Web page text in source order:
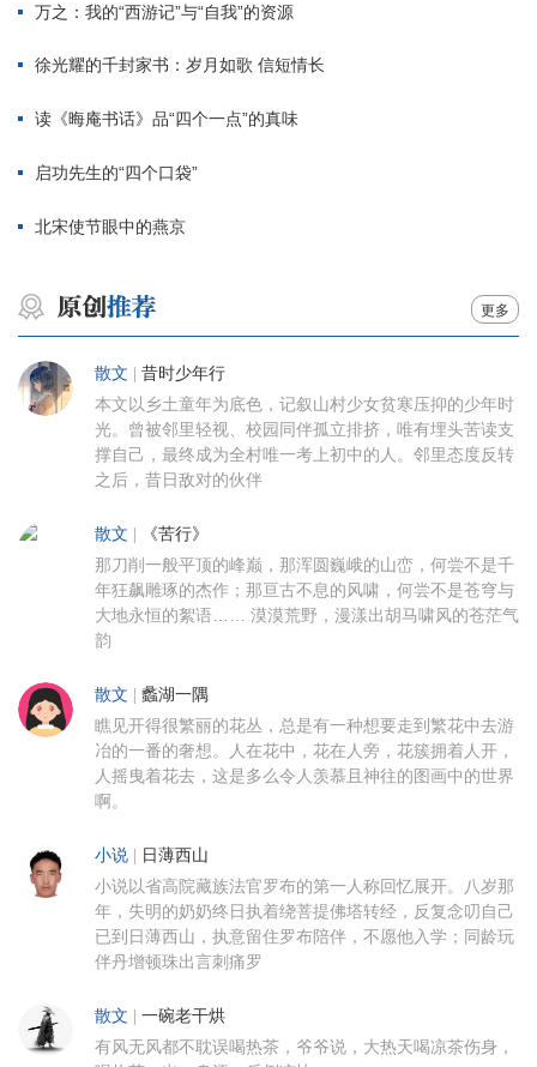
万之：我的“西游记”与“自我”的资源
徐光耀的千封家书：岁月如歌 信短情长
读《晦庵书话》品“四个一点”的真味
启功先生的“四个口袋”
北宋使节眼中的燕京
更多
散文 昔时少年行
本文以乡土童年为底色，记叙山村少女贫寒压抑的少年时
光。曾被邻里轻视、校园同伴孤立排挤，唯有埋头苦读支
撑自己，最终成为全村唯一考上初中的人。邻里态度反转
之后，昔日敌对的伙伴
散文 《苦行》
那刀削一般平顶的峰巅，那浑圆巍峨的山峦，何尝不是千
年狂飙雕琢的杰作；那亘古不息的风啸，何尝不是苍穹与
大地永恒的絮语…… 漠漠荒野，漫漾出胡马啸风的苍茫气
韵
散文 蠡湖一隅
瞧见开得很繁丽的花丛，总是有一种想要走到繁花中去游
冶的一番的奢想。人在花中，花在人旁，花簇拥着人开，
人摇曳着花去，这是多么令人羡慕且神往的图画中的世界
啊。
小说 日薄西山
小说以省高院藏族法官罗布的第一人称回忆展开。八岁那
年，失明的奶奶终日执着绕菩提佛塔转经，反复念叨自己
已到日薄西山，执意留住罗布陪伴，不愿他入学；同龄玩
伴丹增顿珠出言刺痛罗
散文 一碗老干烘
有风无风都不耽误喝热茶，爷爷说，大热天喝凉茶伤身，